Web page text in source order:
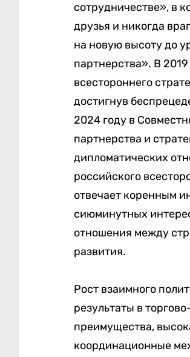
сотрудничестве», в
друзья и никогда
на новую высоту до
партнерства». В
всестороннего
достигнув
2024 году в
партнерства и
дипломатических
российского
отвечает коренным
сиюминутных
отношения между
развития.
Рост взаимного
результаты в
преимущества,
координационные